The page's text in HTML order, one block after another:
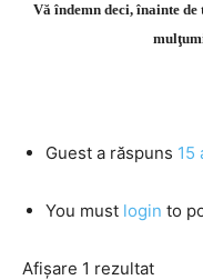
Vă îndemn deci, înainte
Guest a răspuns 15
You must login to
Afișare 1 rezultat